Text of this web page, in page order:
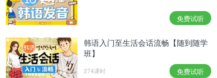
요.살아가다 보면, 이런 일도 있고 저런 일도 있기 마
련이에요.무슨 일이든 서두르지 말고 여유를 갖도록
하세요.[/en
]可能会发生你意料之外的事情。可能会处于令人荒
唐或者困难的处境中。不管发生了什么事情都不要慌
张，请沉着的处理。活着活着，总会发生这样那样的
免费试听
韩语入门至生活会话流畅【随到随学
班】
274课时 免费试听